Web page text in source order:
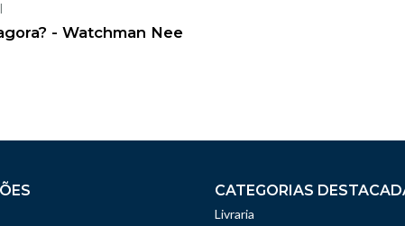
|
- Watchman Nee
CATEGORIAS
Livraria